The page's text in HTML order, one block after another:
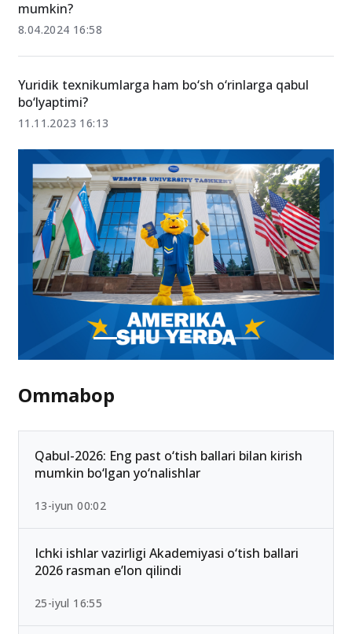
mumkin?
8.04.2024 16:58
Yuridik texnikumlarga ham bo‘sh o‘rinlarga qabul
bo‘lyaptimi?
11.11.2023 16:13
Ommabop
Qabul-2026: Eng past o‘tish ballari bilan kirish
mumkin bo‘lgan yo‘nalishlar
13-iyun 00:02
Ichki ishlar vazirligi Akademiyasi o‘tish ballari
2026 rasman e’lon qilindi
25-iyul 16:55